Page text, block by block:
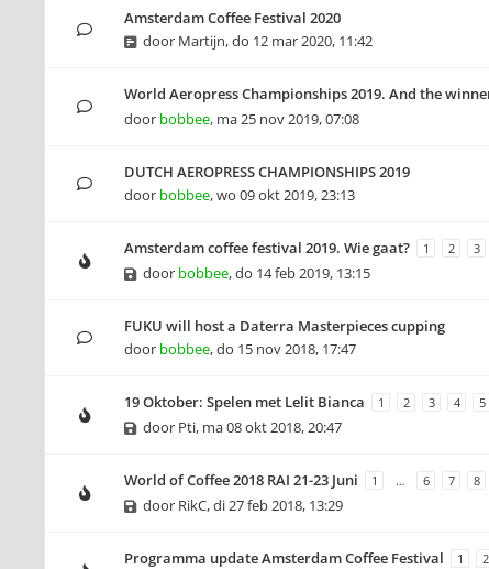
Amsterdam Coffee Festival 2020
door Martijn,do 12 mar 2020, 11:42
World Aeropress Championships 2019. And the
door bobbee, ma 25 nov 2019, 07:08
DUTCH AEROPRESS CHAMPIONSHIPS 2019
door bobbee,wo 09 okt 2019, 23:13
Amsterdam coffee festival 2019. Wie gaat? 1 2 3
door bobbee,do 14 feb 2019, 13:15
FUKU will host a Daterra Masterpieces cupping
door bobbee,do 15 nov 2018, 17:47
19 Oktober: Spelen met Lelit Bianca 1 2 3 4 5
door Pti, ma 08 okt 2018, 20:47
World of Coffee 2018 RAI 21-23 Juni 1 … 6 7 8
door RikC,di 27 feb 2018, 13:29
Programma update Amsterdam Coffee Festival 1 2